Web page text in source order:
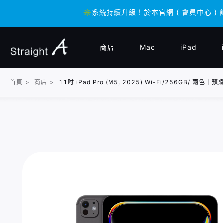
✳️系統持續升級！於本官網 ( 會員中心 )
✳️系統持續升級！於本官網 ( 會員中心 )
商店 Mac iPad
首頁 > 商店 > 11吋 iPad Pro (M5, 2025) Wi-Fi/256GB/ 兩色｜預購